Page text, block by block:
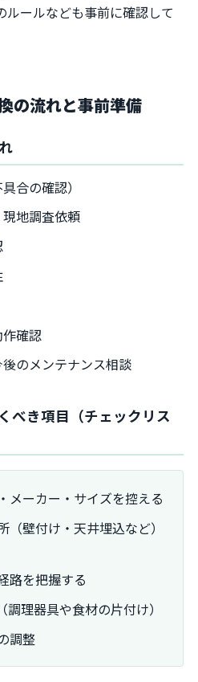
ールなども事前に確認して
の流れと事前準備
合の確認）
地調査依頼
確認
のメンテナンス相談
べき項目（チェックリス
メーカー・サイズを控える
壁付け・天井埋込など）
路を把握する
理器具や食材の片付け）
調整